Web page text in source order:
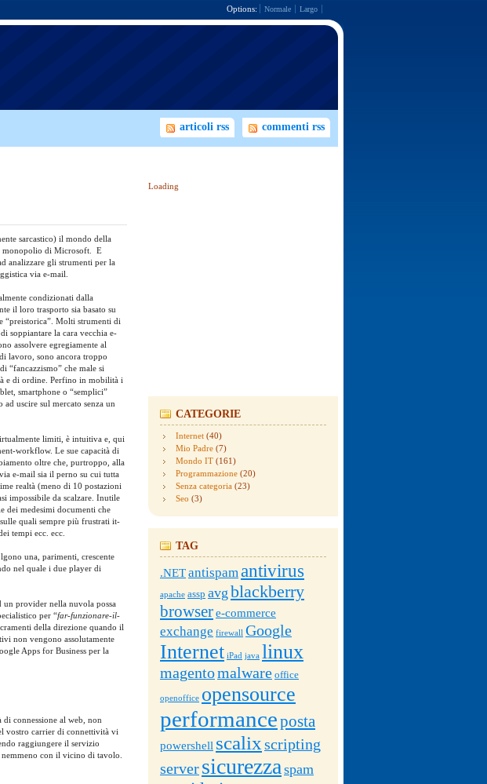
Options: Normale Largo
articoli rss commenti rss
sarcastico) il mondo della
monopolio di Microsoft. E
analizzare gli strumenti per la
via e-mail.
condizionati dalla
il loro trasporto sia basato su
“preistorica”. Molti strumenti di
soppiantare la cara vecchia e-
assolvere egregiamente al
lavoro, sono ancora troppo
“fancazzismo” che male si
e di ordine. Perfino in mobilità i
smartphone o “semplici”
uscire sul mercato senza un
limiti, è intuitiva e, qui
workflow. Le sue capacità di
oltre che, purtroppo, alla
e-mail sia il perno su cui tutta
realtà (meno di 10 postazioni
impossibile da scalzare. Inutile
dei medesimi documenti che
quali sempre più frustrati it-
tempi ecc. ecc.
una, parimenti, crescente
nel quale i due player di
un provider nella nuvola possa
per “far-funzionare-il-
della direzione quando il
non vengono assolutamente
Apps for Business per la
connessione al web, non
vostro carrier di connettività vi
raggiungere il servizio
nemmeno con il vicino di tavolo.
Loading
CATEGORIE
Internet (40)
Mio Padre (7)
Mondo IT (161)
Programmazione (20)
Senza categoria (23)
Seo (3)
TAG
.NETantispamantivirus
apache assp avg blackberry
browsere-commerce
exchange firewall Google
Internet iPad java linux
magentomalware office
openoffice opensource
performanceposta
powershell scalixscripting
serversicurezza spam